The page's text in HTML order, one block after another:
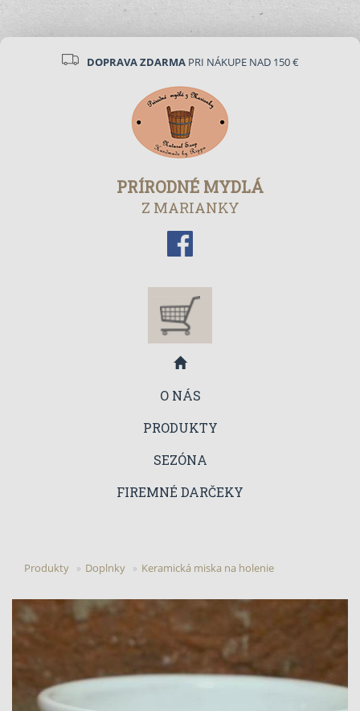
DOPRAVA ZDARMAPRI NÁKUPE NAD 150 €
PRÍRODNÉ MYDLÁ
Z MARIANKY
O NÁS
PRODUKTY
SEZÓNA
FIREMNÉ DARČEKY
Produkty Doplnky Keramická miska na holenie